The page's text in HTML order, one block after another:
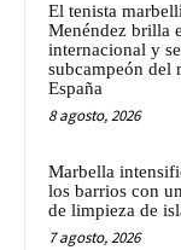
El tenista
Menéndez brilla
internacional y
subcampeón del
España
8 agosto, 2026
Marbella
los barrios con
de limpieza de
7 agosto, 2026